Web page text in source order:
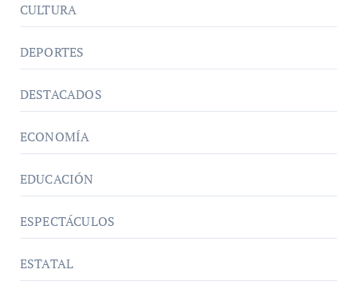
CULTURA
DEPORTES
DESTACADOS
ECONOMÍA
EDUCACIÓN
ESPECTÁCULOS
ESTATAL